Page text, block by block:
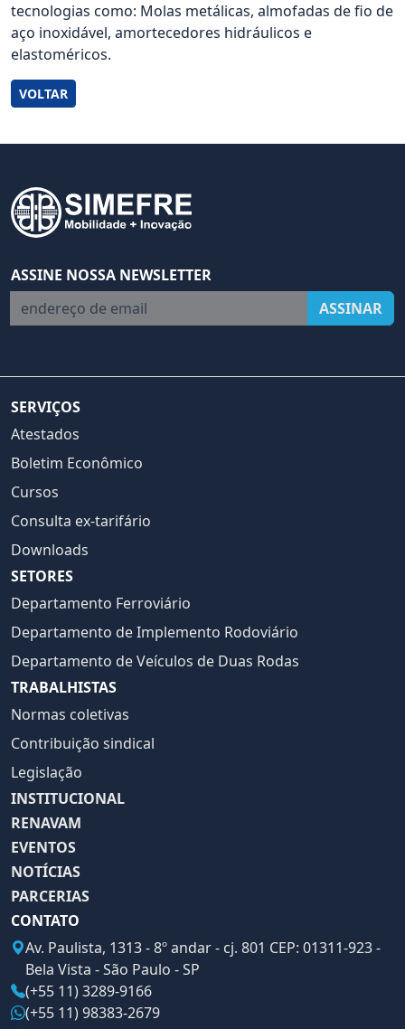
tecnologias como: Molas metálicas, almofadas de fio de
aço inoxidável, amortecedores hidráulicos e
elastoméricos.
VOLTAR
ASSINE NOSSA NEWSLETTER
endereço de email
ASSINAR
SERVIÇOS
Atestados
Boletim Econômico
Cursos
Consulta ex-tarifário
Downloads
SETORES
Departamento Ferroviário
Departamento de Implemento Rodoviário
Departamento de Veículos de Duas Rodas
TRABALHISTAS
Normas coletivas
Contribuição sindical
Legislação
INSTITUCIONAL
RENAVAM
EVENTOS
NOTÍCIAS
PARCERIAS
CONTATO
Av. Paulista, 1313 - 8º andar - cj. 801 CEP: 01311-923 -
Bela Vista - São Paulo - SP
(+55 11) 3289-9166
(+55 11) 98383-2679